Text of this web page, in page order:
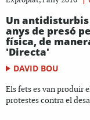
Un antidisturbis
anys de presó
física, de
'Directa'
DAVID BOU
Els fets es van produir
protestes contra el